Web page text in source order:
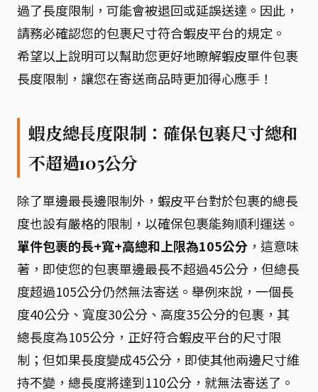
過了長度限制，可能會被退回或延誤送達。因此，
請務必確認您的包裹尺寸符合蝦皮平台的規定。
希望以上說明可以幫助您更好地瞭解蝦皮單件包裹
長度限制，讓您在寄送商品時更加得心應手！
蝦皮總長度限制：確保包裹尺寸總和
不超過105公分
除了單邊最長邊限制外，蝦皮平台對於包裹的總長
度也設有嚴格的限制，以確保包裹能夠順利運送。
單件包裹的長+寬+高總和上限為105公分 ，這意味
著，即使您的包裹單邊最長不超過45公分，但總長
度超過105公分仍然無法寄送。舉例來說，一個長
度40公分、寬度30公分、高度35公分的包裹，其
總長度為105公分，正好符合蝦皮平台的尺寸限
制；但如果長度變成45公分，即使其他兩邊尺寸維
持不變，總長度將達到110公分，就無法寄送了。